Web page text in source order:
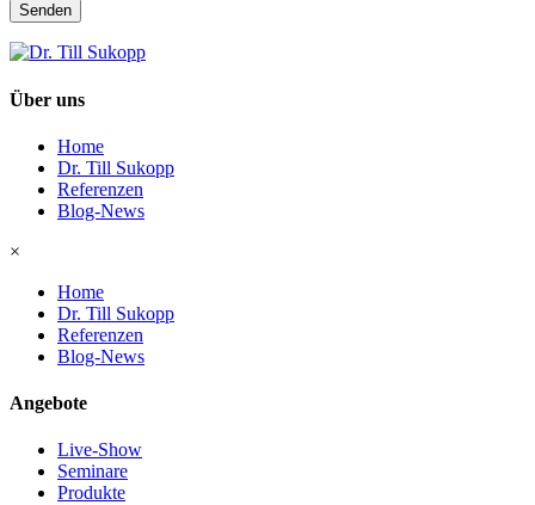
Senden
Über uns
Home
Dr. Till Sukopp
Referenzen
Blog-News
×
Home
Dr. Till Sukopp
Referenzen
Blog-News
Angebote
Live-Show
Seminare
Produkte